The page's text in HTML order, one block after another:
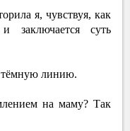
я, чувствуя, как
суть
тёмную линию.
на маму? Так